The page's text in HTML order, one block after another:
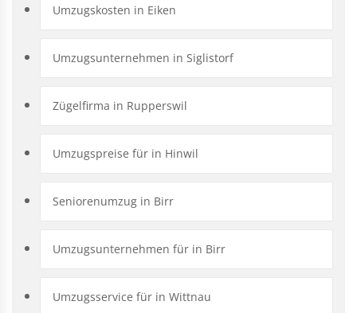
Umzugskosten in Eiken
Umzugsunternehmen in Siglistorf
Zügelfirma in Rupperswil
Umzugspreise für in Hinwil
Seniorenumzug in Birr
Umzugsunternehmen für in Birr
Umzugsservice für in Wittnau